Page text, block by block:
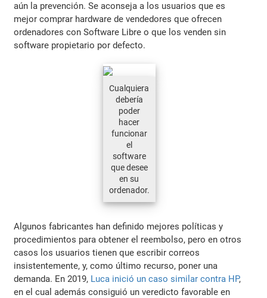
aún la prevención. Se aconseja a los usuarios que es
mejor comprar hardware de vendedores que ofrecen
ordenadores con Software Libre o que los venden sin
software propietario por defecto.
Cualquiera
debería
poder
hacer
funcionar
el
software
que desee
en su
ordenador.
Algunos fabricantes han definido mejores políticas y
procedimientos para obtener el reembolso, pero en otros
casos los usuarios tienen que escribir correos
insistentemente, y, como último recurso, poner una
demanda. En 2019, Luca inició un caso similar contra HP,
en el cual además consiguió un veredicto favorable en